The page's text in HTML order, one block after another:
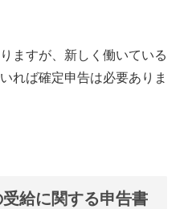
ますが、 新しく働いている
れば確定申告は必要ありま
給に関する申告書